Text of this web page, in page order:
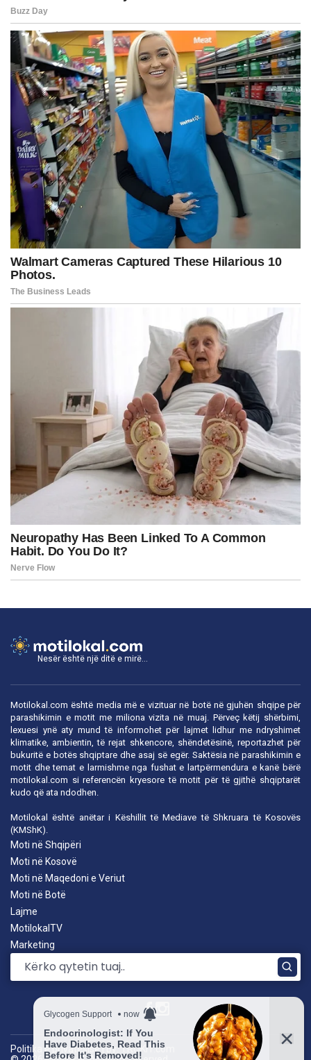
Nesër është një ditë e mirë...
Motilokal.com është media më e vizituar në botë në gjuhën shqipe për
parashikimin e motit me miliona vizita në muaj. Përveç këtij shërbimi,
lexuesi ynë aty mund të informohet për lajmet lidhur me ndryshimet
klimatike, ambientin, të rejat shkencore, shëndetësinë, reportazhet për
bukuritë e botës shqiptare dhe asaj së egër. Saktësia në parashikimin e
motit dhe temat e larmishme nga fushat e lartpërmendura e kanë bërë
motilokal.com si referencën kryesore të motit për të gjithë shqiptarët
kudo që ata ndodhen.
Motilokal është anëtar i Këshillit të Mediave të Shkruara të Kosovës
(KMShK).
Moti në Shqipëri
Moti në Kosovë
Moti në Maqedoni e Veriut
Moti në Botë
Lajme
MotilokalTV
Marketing
Politika e privatësisë|by: TROKIT.com